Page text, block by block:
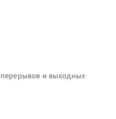
и выходных